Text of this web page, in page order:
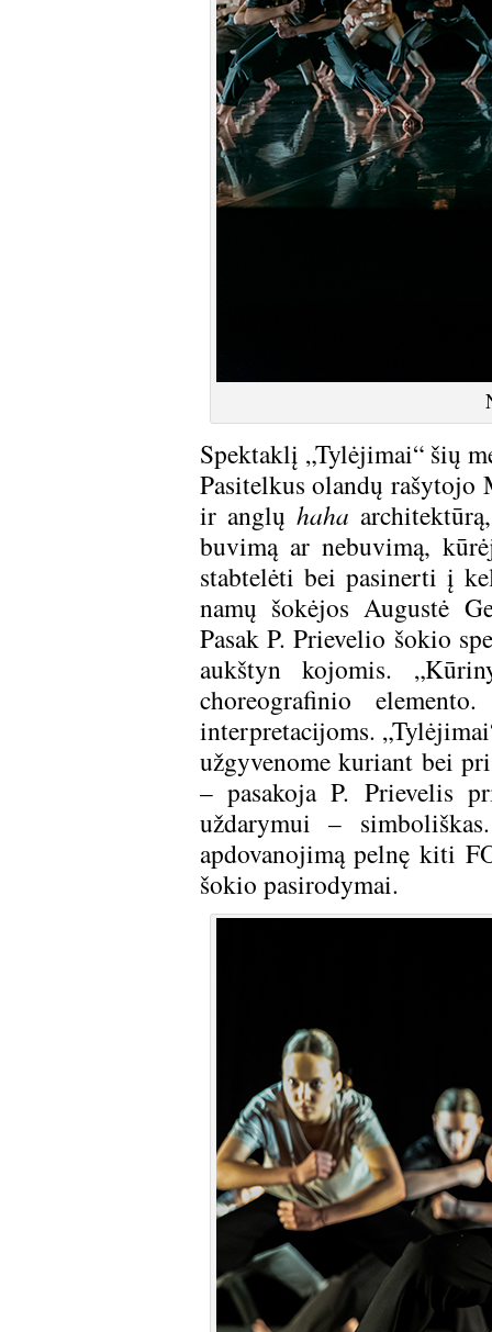
Spektaklį „Tylėjimai“ šių
Pasitelkus olandų rašytojo
ir anglų haha
buvimą ar nebuvimą,
stabtelėti bei pasinerti į
namų šokėjos Augustė
Pasak P. Prievelio šokio
aukštyn kojomis.
choreografinio
interpretacijoms.
užgyvenome kuriant bei
– pasakoja P. Prievelis
uždarymui –
apdovanojimą pelnę kiti
šokio pasirodymai.